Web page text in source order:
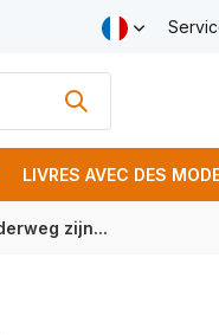
gratuite à partir de €
LIVRES AVEC DES
zijn...